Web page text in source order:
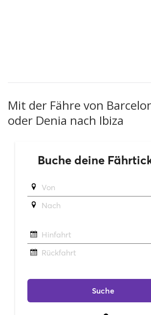
Mit der Fähre von
oder Denia nach Ibiza